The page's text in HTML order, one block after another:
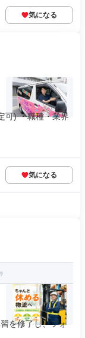
気になる
可) ・職種・業界
気になる
を修了し、フォ